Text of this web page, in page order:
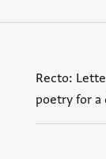
Recto:
poetry for a